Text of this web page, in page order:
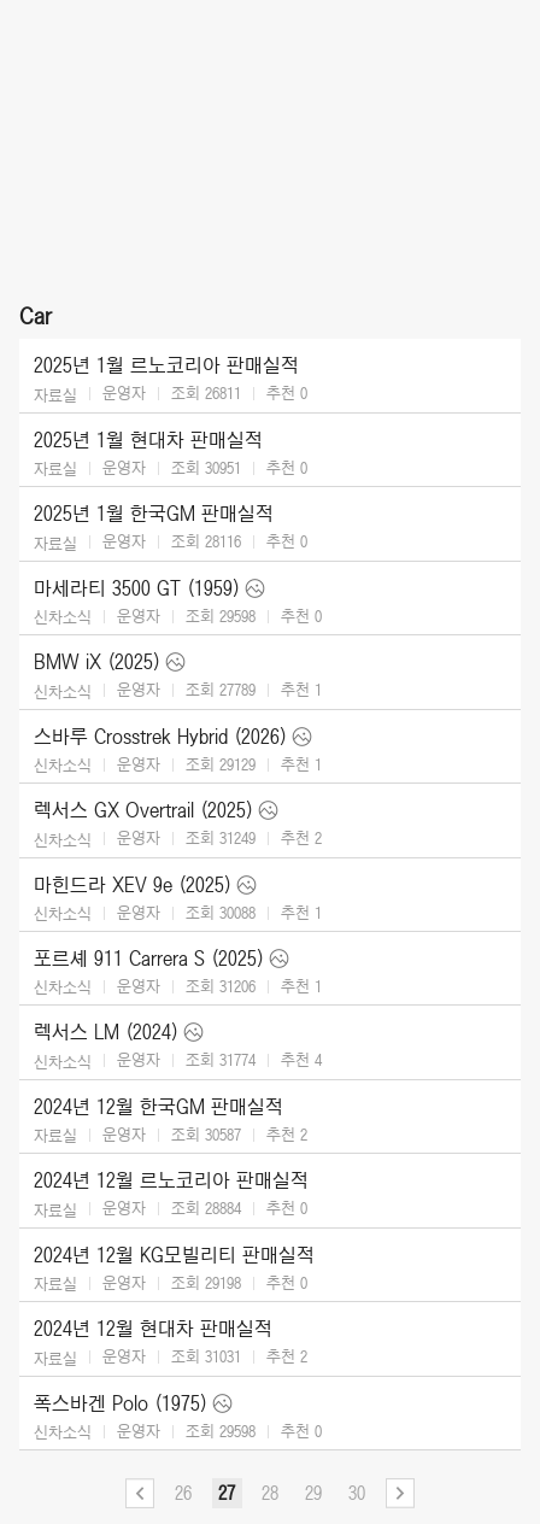
Car
2025년 1월 르노코리아 판매실적
자료실 운영자 조회 26811 추천 0
2025년 1월 현대차 판매실적
자료실 운영자 조회 30951 추천 0
2025년 1월 한국GM 판매실적
자료실 운영자 조회 28116 추천 0
마세라티 3500 GT (1959)
신차소식 운영자 조회 29598 추천 0
BMW iX (2025)
신차소식 운영자 조회 27789 추천 1
스바루 Crosstrek Hybrid (2026)
신차소식 운영자 조회 29129 추천 1
렉서스 GX Overtrail (2025)
신차소식 운영자 조회 31249 추천 2
마힌드라 XEV 9e (2025)
신차소식 운영자 조회 30088 추천 1
포르셰 911 Carrera S (2025)
신차소식 운영자 조회 31206 추천 1
렉서스 LM (2024)
신차소식 운영자 조회 31774 추천 4
2024년 12월 한국GM 판매실적
자료실 운영자 조회 30587 추천 2
2024년 12월 르노코리아 판매실적
자료실 운영자 조회 28884 추천 0
2024년 12월 KG모빌리티 판매실적
자료실 운영자 조회 29198 추천 0
2024년 12월 현대차 판매실적
자료실 운영자 조회 31031 추천 2
폭스바겐 Polo (1975)
신차소식 운영자 조회 29598 추천 0
26 27 28 29 30